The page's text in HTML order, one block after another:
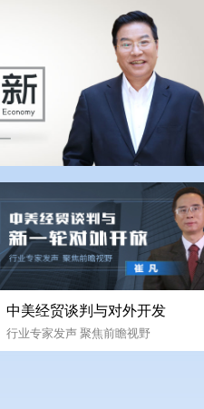
中美经贸谈判与对外开发
行业专家发声 聚焦前瞻视野